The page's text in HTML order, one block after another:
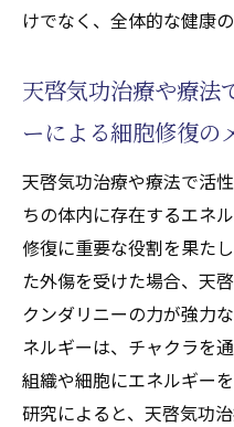
けでなく、全体的な健康
天啓気功治療や療法
ーによる細胞修復の
天啓気功治療や療法で活
ちの体内に存在するエネ
修復に重要な役割を果た
た外傷を受けた場合、天
クンダリニーの力が強力
ネルギーは、チャクラを
組織や細胞にエネルギー
研究によると、天啓気功